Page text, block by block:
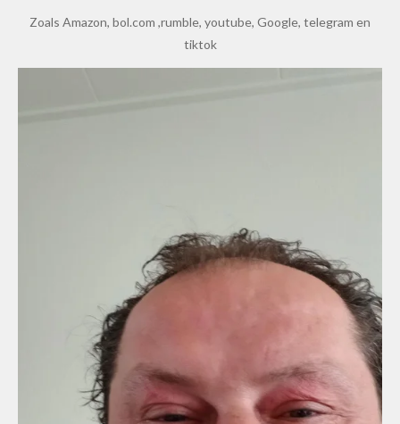
Zoals Amazon, bol.com ,rumble, youtube, Google, telegram en
tiktok